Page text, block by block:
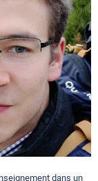
dans un